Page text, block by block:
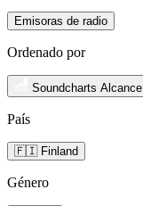
Emisoras de radio
Ordenado por
Soundcharts Alcance
País
🇫🇮 Finland
Género